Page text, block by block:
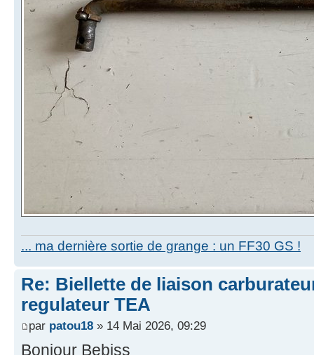
... ma dernière sortie de grange : un FF30 GS !
Re: Biellette de liaison
regulateur TEA
par patou18 » 14 Mai 2026, 09:29
Bonjour Bebiss